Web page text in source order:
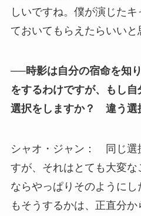
しいですね。僕が演じたキ
ておいてもらえたらいいと
──時影は自分の宿命を知
をするわけですが、もし
選択をしますか？ 違う選
シャオ・ジャン： 同じ選
すが、それはとても大変
ならやっぱりそのように
もそうするかは、正直分